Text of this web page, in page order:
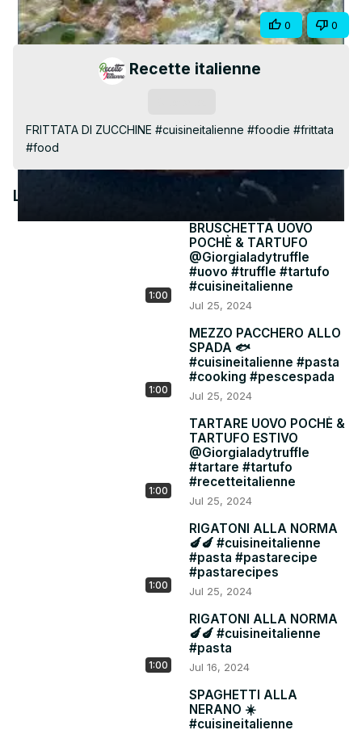
Video
Share 0 0
Recette italienne
FRITTATA DI ZUCCHINE #cuisineitalienne #foodie #frittata
#food
Latest Videos
1:00
BRUSCHETTA UOVO
POCHÈ & TARTUFO
@Giorgialadytruffle
#uovo #truffle #tartufo
#cuisineitalienne
Jul 25, 2024
1:00
MEZZO PACCHERO ALLO
SPADA 🐟
#cuisineitalienne #pasta
#cooking #pescespada
Jul 25, 2024
1:00
TARTARE UOVO POCHÈ &
TARTUFO ESTIVO
@Giorgialadytruffle
#tartare #tartufo
#recetteitalienne
Jul 25, 2024
1:00
RIGATONI ALLA NORMA
🍆🍆 #cuisineitalienne
#pasta #pastarecipe
#pastarecipes
Jul 25, 2024
1:00
RIGATONI ALLA NORMA
🍆🍆 #cuisineitalienne
#pasta
Jul 16, 2024
SPAGHETTI ALLA
NERANO ☀️
#cuisineitalienne